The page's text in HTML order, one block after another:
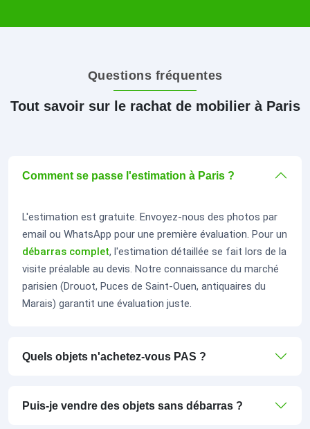
Questions fréquentes
Tout savoir sur le rachat de mobilier à Paris
Comment se passe l'estimation à Paris ?
L'estimation est gratuite. Envoyez-nous des photos par
email ou WhatsApp pour une première évaluation. Pour un
débarras complet, l'estimation détaillée se fait lors de la
visite préalable au devis. Notre connaissance du marché
parisien (Drouot, Puces de Saint-Ouen, antiquaires du
Marais) garantit une évaluation juste.
Quels objets n'achetez-vous PAS ?
Puis-je vendre des objets sans débarras ?